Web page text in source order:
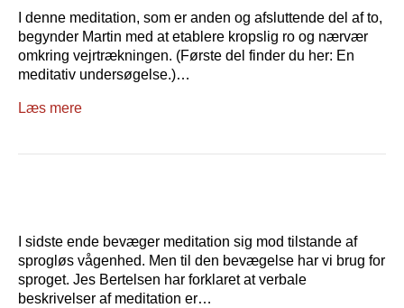
I denne meditation, som er anden og afsluttende del af to,
begynder Martin med at etablere kropslig ro og nærvær
omkring vejrtrækningen. (Første del finder du her: En
meditativ undersøgelse.)…
Læs mere
I sidste ende bevæger meditation sig mod tilstande af
sprogløs vågenhed. Men til den bevægelse har vi brug for
sproget. Jes Bertelsen har forklaret at verbale
beskrivelser af meditation er…